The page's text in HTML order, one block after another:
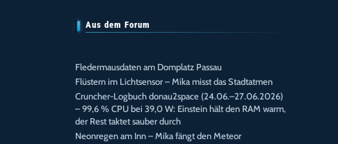
Aus dem Forum
Fledermausdaten am Domplatz Passau
Flüstern im Lichtsensor – Mika misst das Stadtatmen
Cruncher-Logbuch donau2space (24.06.–27.06.2026)
– 99,6 % CPU bei 39,0 W: Einstein hält den RAM warm,
der Rest taktet sauber durch
Neonregen am Inn – Mika fängt den Meteor